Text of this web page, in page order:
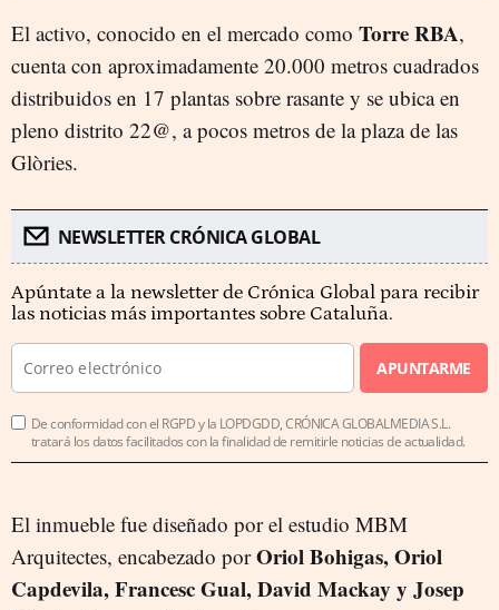
El activo, conocido en el mercado como Torre RBA,
cuenta con aproximadamente 20.000 metros cuadrados
distribuidos en 17 plantas sobre rasante y se ubica en
pleno distrito 22@, a pocos metros de la plaza de las
Glòries.
NEWSLETTER CRÓNICA GLOBAL
Apúntate a la newsletter de Crónica Global para recibir
las noticias más importantes sobre Cataluña.
APUNTARME
De conformidad con el RGPD y la LOPDGDD, CRÓNICA GLOBALMEDIA S.L.
tratará los datos facilitados con la finalidad de remitirle noticias de actualidad.
El inmueble fue diseñado por el estudio MBM
Arquitectes, encabezado porOriol Bohigas, Oriol
Capdevila, Francesc Gual, David Mackay y Josep